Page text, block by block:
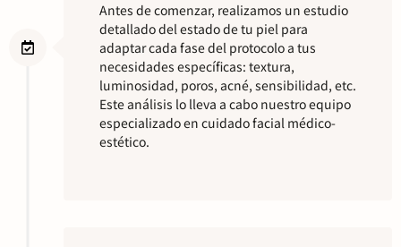
Antes de comenzar, realizamos un estudio
detallado del estado de tu piel para
adaptar cada fase del protocolo a tus
necesidades específicas: textura,
luminosidad, poros, acné, sensibilidad, etc.
Este análisis lo lleva a cabo nuestro equipo
especializado en cuidado facial médico-
estético.